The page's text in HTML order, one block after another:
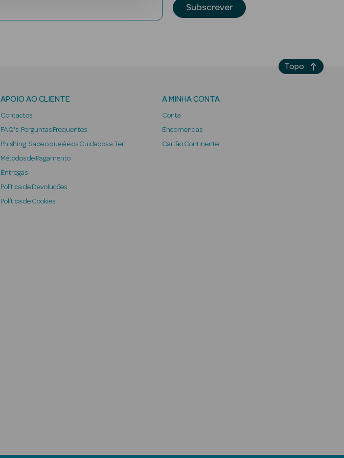
Subscrever
APOIO AO CLIENTE
Contactos
FAQ's: Perguntas Frequentes
Phishing: Sabe o que é e os Cuidados a Ter
Métodos de Pagamento
Entregas
Política de Devoluções
Política de Cookies
A MINHA CONTA
Conta
Encomendas
Cartão Continente
Topo